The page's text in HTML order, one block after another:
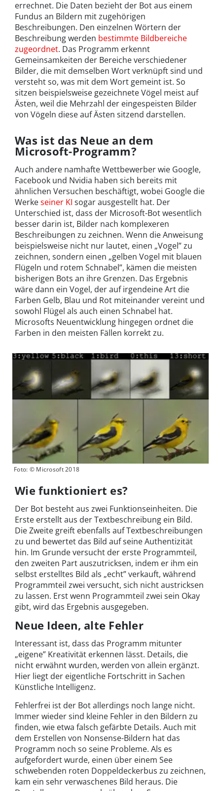
errechnet. Die Daten bezieht der Bot aus einem
Fundus an Bildern mit zugehörigen
Beschreibungen. Den einzelnen Wörtern der
Beschreibung werden bestimmte Bildbereiche
zugeordnet. Das Programm erkennt
Gemeinsamkeiten der Bereiche verschiedener
Bilder, die mit demselben Wort verknüpft sind und
versteht so, was mit dem Wort gemeint ist. So
sitzen beispielsweise gezeichnete Vögel meist auf
Ästen, weil die Mehrzahl der eingespeisten Bilder
von Vögeln diese auf Ästen sitzend darstellen.
Was ist das Neue an dem
Microsoft-Programm?
Auch andere namhafte Wettbewerber wie Google,
Facebook und Nvidia haben sich bereits mit
ähnlichen Versuchen beschäftigt, wobei Google die
Werkeseiner KI sogar ausgestellt hat. Der
Unterschied ist, dass der Microsoft-Bot wesentlich
besser darin ist, Bilder nach komplexeren
Beschreibungen zu zeichnen. Wenn die Anweisung
beispielsweise nicht nur lautet, einen „Vogel” zu
zeichnen, sondern einen „gelben Vogel mit blauen
Flügeln und rotem Schnabel”, kämen die meisten
bisherigen Bots an ihre Grenzen. Das Ergebnis
wäre dann ein Vogel, der auf irgendeine Art die
Farben Gelb, Blau und Rot miteinander vereint und
sowohl Flügel als auch einen Schnabel hat.
Microsofts Neuentwicklung hingegen ordnet die
Farben in den meisten Fällen korrekt zu.
Foto: © Microsoft 2018
Wie funktioniert es?
Der Bot besteht aus zwei Funktionseinheiten. Die
Erste erstellt aus der Textbeschreibung ein Bild.
Die Zweite greift ebenfalls auf Textbeschreibungen
zu und bewertet das Bild auf seine Authentizität
hin. Im Grunde versucht der erste Programmteil,
den zweiten Part auszutricksen, indem er ihm ein
selbst erstelltes Bild als „echt” verkauft, während
Programmteil zwei versucht, sich nicht austricksen
zu lassen. Erst wenn Programmteil zwei sein Okay
gibt, wird das Ergebnis ausgegeben.
Neue Ideen, alte Fehler
Interessant ist, dass das Programm mitunter
„eigene” Kreativität erkennen lässt. Details, die
nicht erwähnt wurden, werden von allein ergänzt.
Hier liegt der eigentliche Fortschritt in Sachen
Künstliche Intelligenz.
Fehlerfrei ist der Bot allerdings noch lange nicht.
Immer wieder sind kleine Fehler in den Bildern zu
finden, wie etwa falsch gefärbte Details. Auch mit
dem Erstellen von Nonsense-Bildern hat das
Programm noch so seine Probleme. Als es
aufgefordert wurde, einen über einem See
schwebenden roten Doppeldeckerbus zu zeichnen,
kam ein sehr verwaschenes Bild heraus. Die